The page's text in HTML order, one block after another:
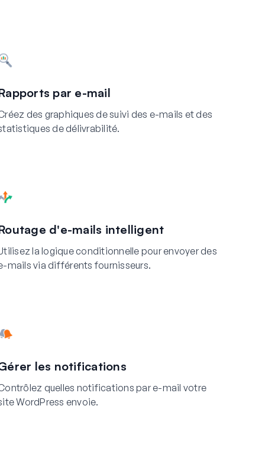
par e-mail
des graphiques de suivi des e-mails et des
de délivrabilité.
d'e-mails intelligent
la logique conditionnelle pour envoyer des
mails via différents fournisseurs.
les notifications
quelles notifications par e-mail votre
WordPress envoie.